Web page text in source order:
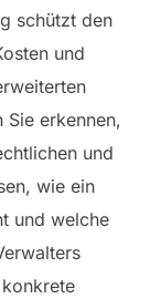
schützt den
und
erkennen,
und
wie ein
und welche